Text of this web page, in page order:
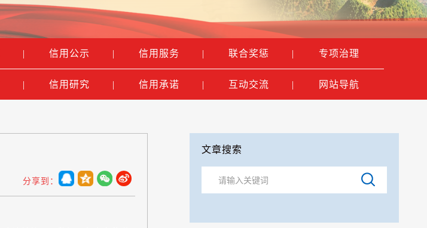
| 信用公示 | 信用服务 | 联合奖惩 | 专项治理
| 信用研究 | 信用承诺 | 互动交流 | 网站导航
分享到：
文章搜索